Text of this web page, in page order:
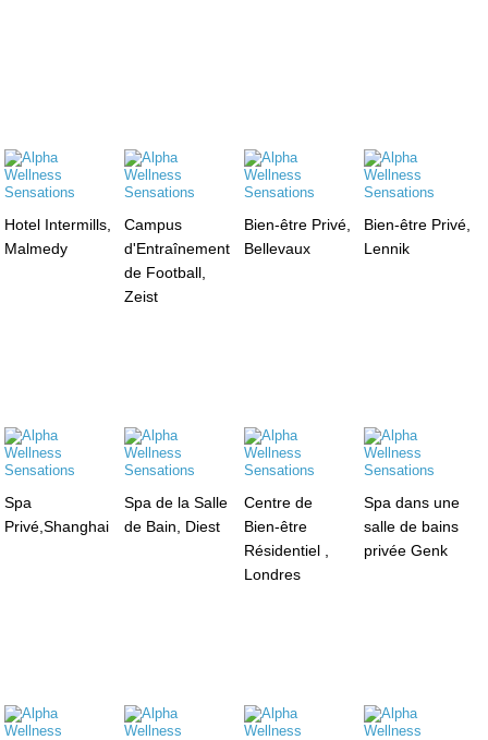
Hotel Intermills,
Malmedy
Campus
d'Entraînement
de Football,
Zeist
Bien-être Privé,
Bellevaux
Bien-être Privé,
Lennik
Spa
Privé,Shanghai
Spa de la Salle
de Bain, Diest
Centre de
Bien-être
Résidentiel ,
Londres
Spa dans une
salle de bains
privée Genk